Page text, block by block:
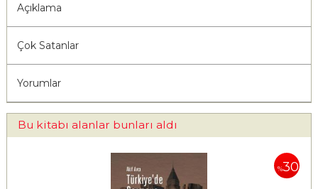
Açıklama
Çok Satanlar
Yorumlar
Bu kitabı alanlar bunları aldı
%30